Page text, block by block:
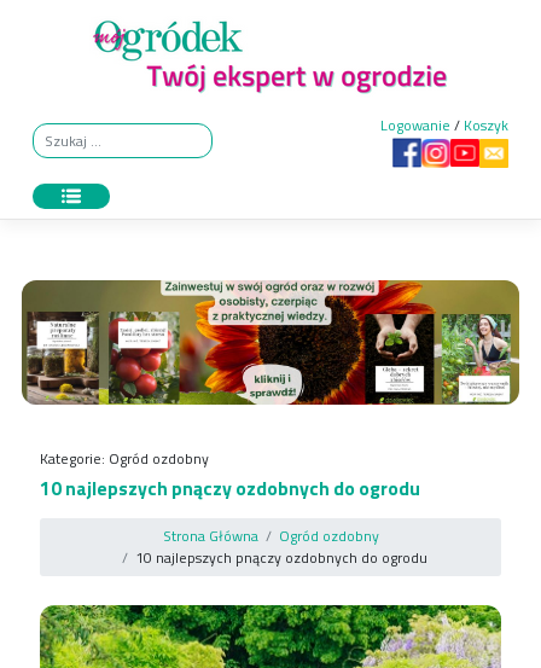
Logowanie / Koszyk
Kategorie: Ogród ozdobny
10 najlepszych pnączy ozdobnych do ogrodu
Strona Główna
Ogród ozdobny
10 najlepszych pnączy ozdobnych do ogrodu